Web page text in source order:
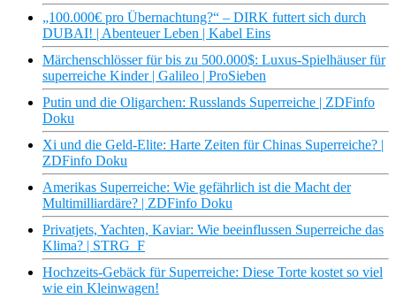
„100.000€ pro Übernachtung?“ – DIRK futtert sich durch
DUBAI! | Abenteuer Leben | Kabel Eins
Märchenschlösser für bis zu 500.000$: Luxus-Spielhäuser für
superreiche Kinder | Galileo | ProSieben
Putin und die Oligarchen: Russlands Superreiche | ZDFinfo
Doku
Xi und die Geld-Elite: Harte Zeiten für Chinas Superreiche? |
ZDFinfo Doku
Amerikas Superreiche: Wie gefährlich ist die Macht der
Multimilliardäre? | ZDFinfo Doku
Privatjets, Yachten, Kaviar: Wie beeinflussen Superreiche das
Klima? | STRG_F
Hochzeits-Gebäck für Superreiche: Diese Torte kostet so viel
wie ein Kleinwagen!